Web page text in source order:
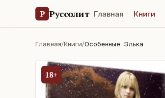
Р Руссолит Главная Книги
Главная/Книги/Особенные. Элька
18+